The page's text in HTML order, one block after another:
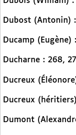
Dubost (Antonin)
Ducamp
Ducharne : 268,
Ducreux
Ducreux
Dumont